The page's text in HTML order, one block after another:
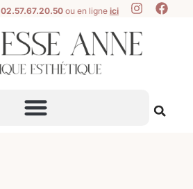
02.57.67.20.50ou en ligne ici